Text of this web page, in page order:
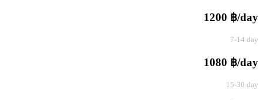
1200 ฿/day
7-14 day
1080 ฿/day
15-30 day